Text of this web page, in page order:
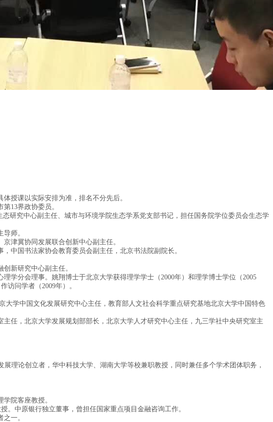
授课以实际安排为准，排名不分先后。
13界政协委员。
研究中心副主任、城市与环境学院生态学系党支部书记，担任国务院学位委员会生态学
师。
津冀协同发展联合创新中心副主任。
中国书法家协会教育委员会副主任，北京书法院副院长。
新研究中心副主任。
学分会理事。姚翔博士于北京大学获得理学学士（2000年）和理学博士学位（2005
访问学者（2009年）。
学中国文化发展研究中心主任，教育部人文社会科学重点研究基地北京大学中国特色
任，北京大学发展规划部部长，北京大学人才研究中心主任，九三学社中央研究室主
理论创立者，华中科技大学、湖南大学等校兼职教授，同时兼任多个学术团体职务，
院客座教授。
中原银行独立董事，曾担任国家重点项目金融咨询工作。
一。